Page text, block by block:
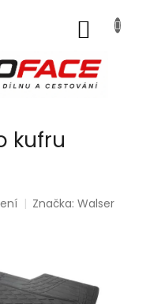
kufru
Značka:Walser